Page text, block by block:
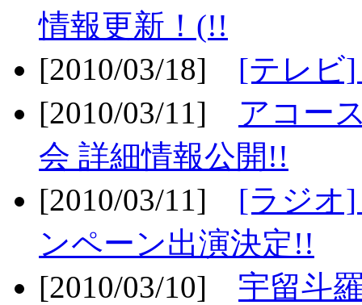
情報更新！(!!
[2010/03/18] [テレビ
[2010/03/11] アコー
会 詳細情報公開!!
[2010/03/11] [ラジオ
ンペーン出演決定!!
[2010/03/10] 宇留斗